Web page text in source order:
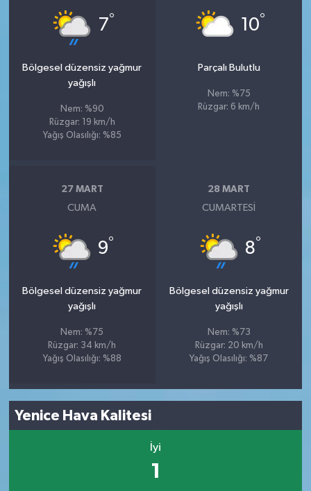
7°
Bölgesel düzensiz yağmur
yağışlı
Nem: %90
Rüzgar: 19 km/h
Yağış Olasılığı: %85
10°
Parçalı Bulutlu
Nem: %75
Rüzgar: 6 km/h
27 MART
CUMA
9°
Bölgesel düzensiz yağmur
yağışlı
Nem: %75
Rüzgar: 34 km/h
Yağış Olasılığı: %88
28 MART
CUMARTESI
8°
Bölgesel düzensiz yağmur
yağışlı
Nem: %73
Rüzgar: 20 km/h
Yağış Olasılığı: %87
Yenice Hava Kalitesi
İyi
1